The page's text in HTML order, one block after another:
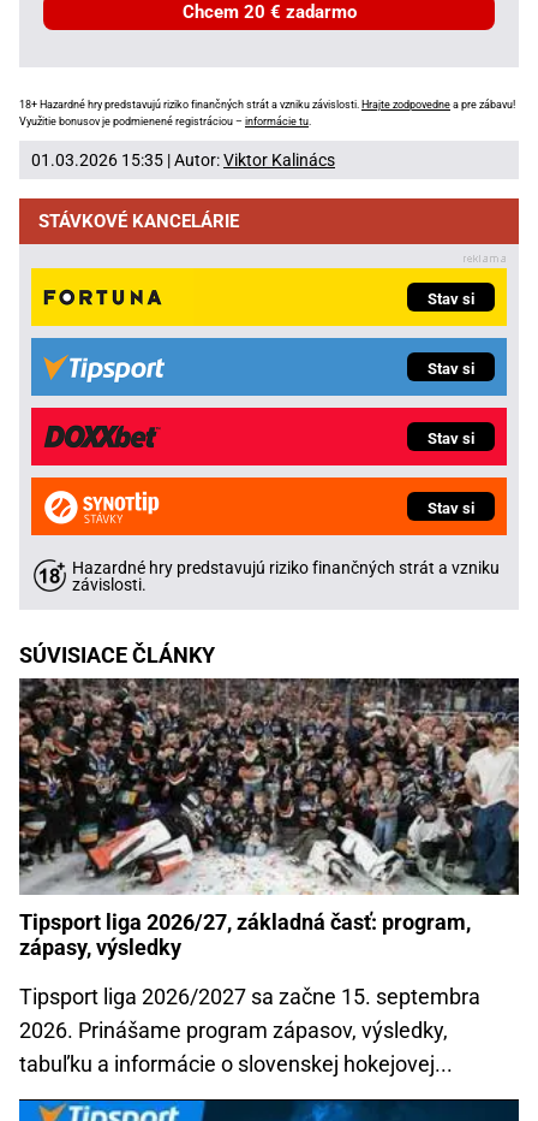
Chcem 20 € zadarmo
18+ Hazardné hry predstavujú riziko finančných strát a vzniku závislosti. Hrajte zodpovedne a pre zábavu!
Využitie bonusov je podmienené registráciou – informácie tu
01.03.2026 15:35 | Autor:Viktor Kalinács
STÁVKOVÉ KANCELÁRIE
Stav si
Stav si
Stav si
Stav si
Hazardné hry predstavujú riziko finančných strát a vzniku
závislosti.
SÚVISIACE ČLÁNKY
Tipsport liga 2026/27, základná časť: program,
zápasy, výsledky
Tipsport liga 2026/2027 sa začne 15. septembra
2026. Prinášame program zápasov, výsledky,
tabuľku a informácie o slovenskej hokejovej...